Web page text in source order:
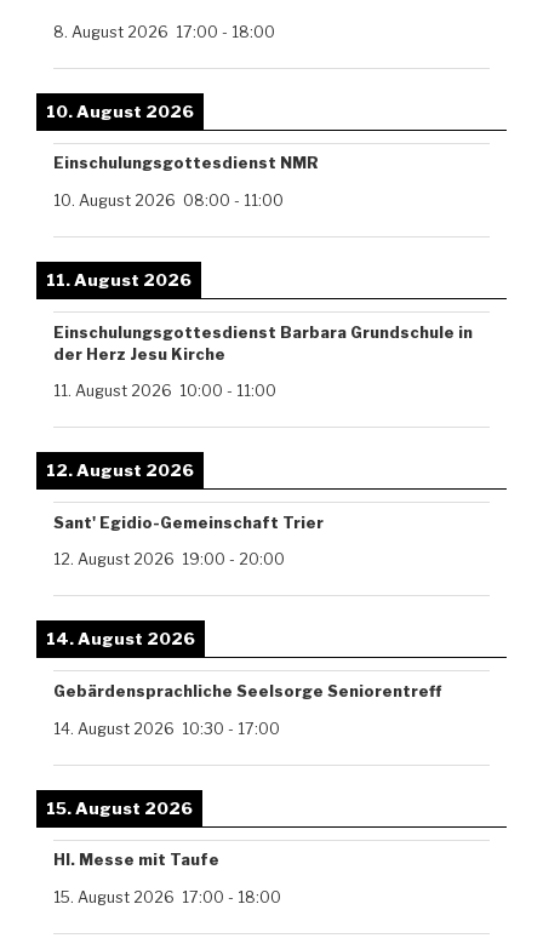
8. August 2026 17:00 - 18:00
10. August 2026
Einschulungsgottesdienst NMR
10. August 2026 08:00 - 11:00
11. August 2026
Einschulungsgottesdienst Barbara Grundschule in
der Herz Jesu Kirche
11. August 2026 10:00 - 11:00
12. August 2026
Sant' Egidio-Gemeinschaft Trier
12. August 2026 19:00 - 20:00
14. August 2026
Gebärdensprachliche Seelsorge Seniorentreff
14. August 2026 10:30 - 17:00
15. August 2026
Hl. Messe mit Taufe
15. August 2026 17:00 - 18:00